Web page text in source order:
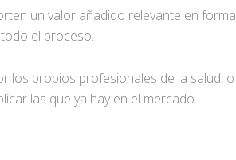
un valor añadido relevante en forma
el proceso.
los propios profesionales de la salud, o
las que ya hay en el mercado.